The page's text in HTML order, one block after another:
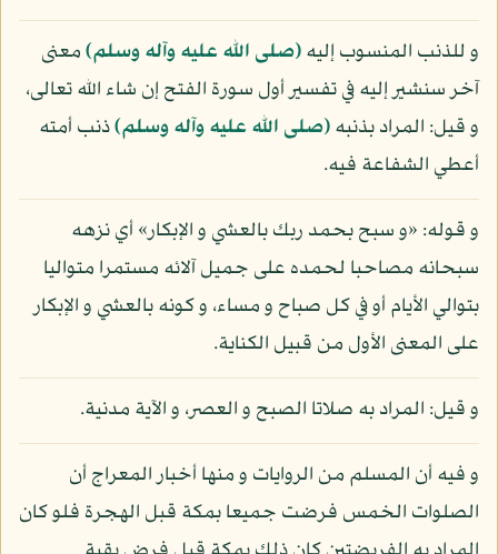
و للذنب المنسوب إليه(صلى الله عليه وآله وسلم)معنى
آخر سنشير إليه في تفسير أول سورة الفتح إن شاء الله تعالى،
و قيل: المراد بذنبه(صلى الله عليه وآله وسلم)ذنب أمته
أعطي الشفاعة فيه.
و قوله: «و سبح بحمد ربك بالعشي و الإبكار» أي نزهه
سبحانه مصاحبا لحمده على جميل آلائه مستمرا متواليا
بتوالي الأيام أو في كل صباح و مساء، و كونه بالعشي و الإبكار
على المعنى الأول من قبيل الكناية.
و قيل: المراد به صلاتا الصبح و العصر، و الآية مدنية.
و فيه أن المسلم من الروايات و منها أخبار المعراج أن
الصلوات الخمس فرضت جميعا بمكة قبل الهجرة فلو كان